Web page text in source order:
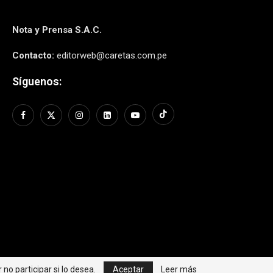
Nota y Prensa S.A.C.
Contacto: editorweb@caretas.com.pe
Síguenos:
participar si lo desea. Aceptar Leer más